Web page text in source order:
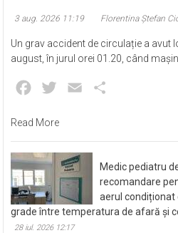
3 aug. 2026 11:19 Florentina Ștefan
Un grav accident de circulație a avut
august, în jurul orei 01.20, când
Facebook
Twitter Email
Read More
Medic pediatru
recomandare
aerul condiționat
grade între temperatura de afară și
28 iul. 2026 12:17